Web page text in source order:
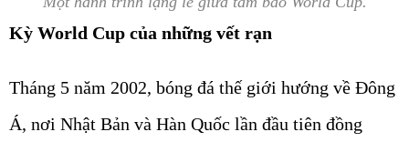
Kỳ World Cup của những vết rạn
Tháng 5 năm 2002, bóng đá thế giới hướng về Đông
Á, nơi Nhật Bản và Hàn Quốc lần đầu tiên đồng